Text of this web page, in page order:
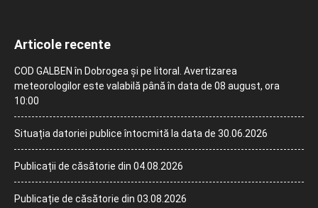
Articole recente
COD GALBEN în Dobrogea și pe litoral. Avertizarea
meteorologilor este valabilă până în data de 08 august, ora
10:00
Situația datoriei publice întocmită la data de 30.06.2026
Publicații de căsătorie din 04.08.2026
Publicație de căsătorie din 03.08.2026